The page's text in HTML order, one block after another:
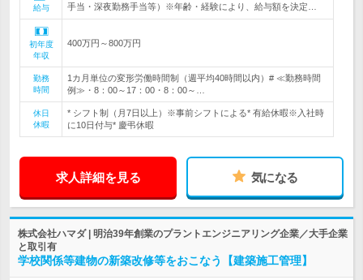
給与
手当・深夜勤務手当等）※年齢・経験により、給与額を決定…
初年度
年収
400万円～800万円
勤務
時間
1カ月単位の変形労働時間制（週平均40時間以内）# ≪勤務時間
例≫・8：00～17：00・8：00～…
休日
休暇
* シフト制（月7日以上）※事前シフトによる* 有給休暇※入社時
に10日付与* 慶弔休暇
求人詳細を見る 気になる
株式会社ハマダ | 明治39年創業のプラントエンジニアリング企業／大手企業
と取引有
学校関係等建物の新築改修等をおこなう【建築施工管理】